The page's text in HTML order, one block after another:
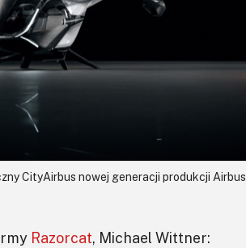
CityAirbus nowej generacji produkcji Airbus
Razorcat, Michael Wittner: